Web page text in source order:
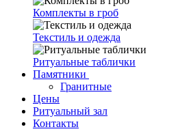
Комплекты в гроб
Текстиль и одежда
Ритуальные таблички
Памятники
Гранитные
Цены
Ритуальный зал
Контакты